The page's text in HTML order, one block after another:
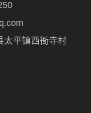
太平镇西衙寺村